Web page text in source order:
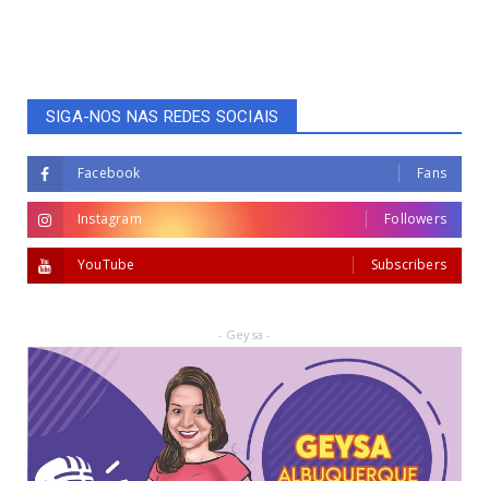
SIGA-NOS NAS REDES SOCIAIS
Facebook Fans
Instagram Followers
YouTube Subscribers
- Geysa -